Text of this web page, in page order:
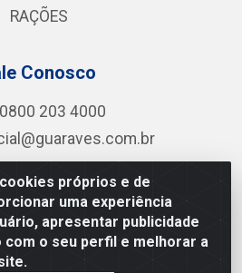
próprios e de
uma experiência
apresentar publicidade
o seu perfil e melhorar a
RAÇÕES
Conosco
0800 203 4000
2, S/N - Zona Rural, Guarabira/PB
- CNPJ 12.727.145/0001-78